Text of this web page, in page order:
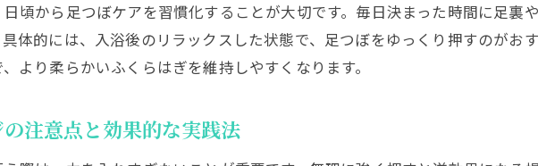
お風呂上がりにおすすめの足つぼケア方法
セルフマッサージで気をつけたい注意点
足つぼとストレッチを組み合わせた実践法
頃から足つぼケアを習慣化することが大切です。毎日決まった時間に足裏
体的には、入浴後のリラックスした状態で、足つぼをゆっくり押すのがお
より柔らかいふくらはぎを維持しやすくなります。
注意点と効果的な実践法